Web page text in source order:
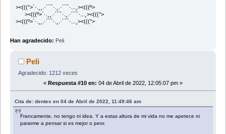
><(((°>`·.¸¸.·´¯`·.¸.·´¯`·...¸><(((º>
><(((º>`·.¸¸.·´¯`·.¸.·´¯`·...¸><(((°>
><(((º>`·.¸¸.·´¯`·.¸.·´¯`·...¸><(((°>
Han agradecido: Peli
Peli
Agradecido: 1212 veces
« Respuesta #10 en: 04 de Abril de 2022, 12:05:07 pm »
Cita de: dentex en 04 de Abril de 2022, 11:49:46 am
Francamente, no tengo ni idea. Y a estas altura de mi vida no me apetece ni
pararme a pensar si es mejor o peor.